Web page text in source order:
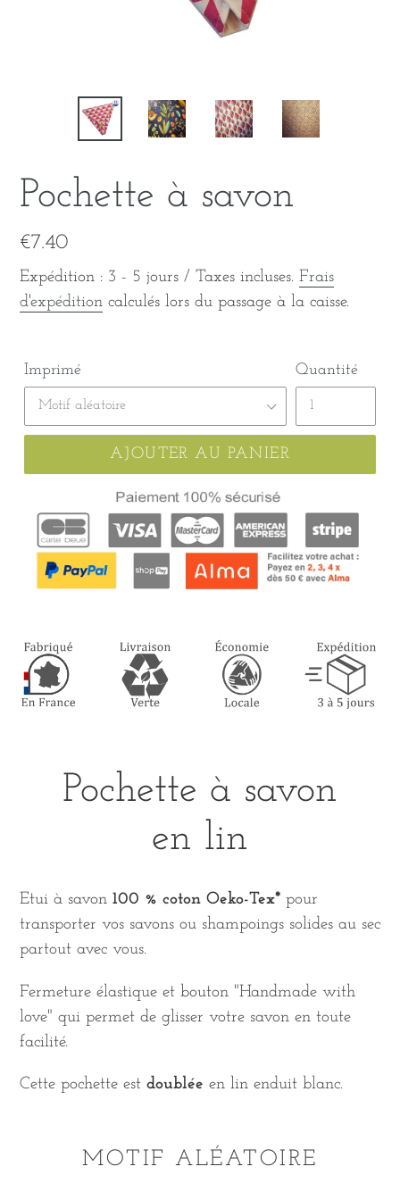
Pochette à savon
Prix
normal
€7.40
Expédition : 3 - 5 jours / Taxes incluses. Frais
d'expédition calculés lors du passage à la caisse.
Imprimé Quantité
AJOUTER AU PANIER
Pochette à savon
en lin
Etui à savon 100 % coton Oeko-Tex* pour
transporter vos savons ou shampoings solides au sec
partout avec vous.
Fermeture élastique et bouton "Handmade with
love" qui permet de glisser votre savon en toute
facilité.
Cette pochette est doublée en lin enduit blanc.
MOTIF ALÉATOIRE